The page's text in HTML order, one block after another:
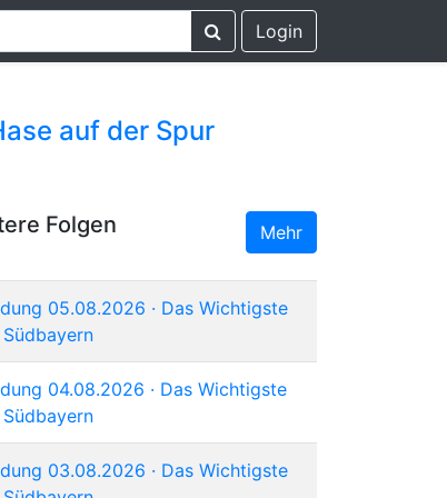
Login
auf der Spur
Folgen Mehr
05.08.2026 · Das Wichtigste
04.08.2026 · Das Wichtigste
03.08.2026 · Das Wichtigste